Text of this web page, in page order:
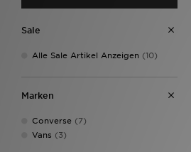
Sale
Alle Sale Artikel Anzeigen (10)
Marken
Converse (7)
Vans (3)